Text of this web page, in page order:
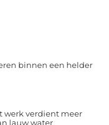
binnen een helder
werk verdient meer
lauw water